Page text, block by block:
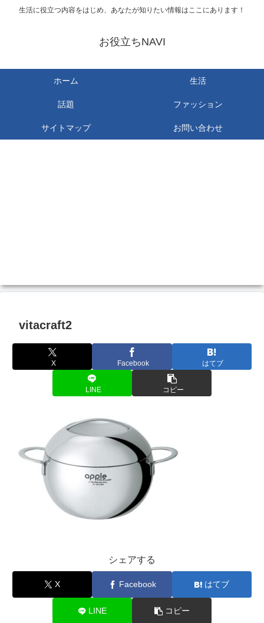
生活に役立つ内容をはじめ、あなたが知りたい情報はここにあります！
お役立ちNAVI
ホーム 生活
話題 ファッション
サイトマップ お問い合わせ
vitacraft2
X Facebook はてブ
LINE コピー
シェアする
X Facebook はてブ
LINE コピー